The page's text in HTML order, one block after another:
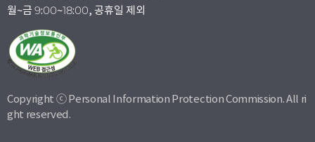
월~금 9:00~18:00, 공휴일 제외
Copyright ⓒ Personal Information Protection Commission. All ri
ght reserved.